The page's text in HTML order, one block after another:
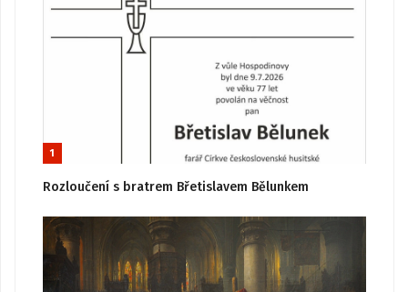
1
Rozloučení s bratrem Břetislavem Bělunkem